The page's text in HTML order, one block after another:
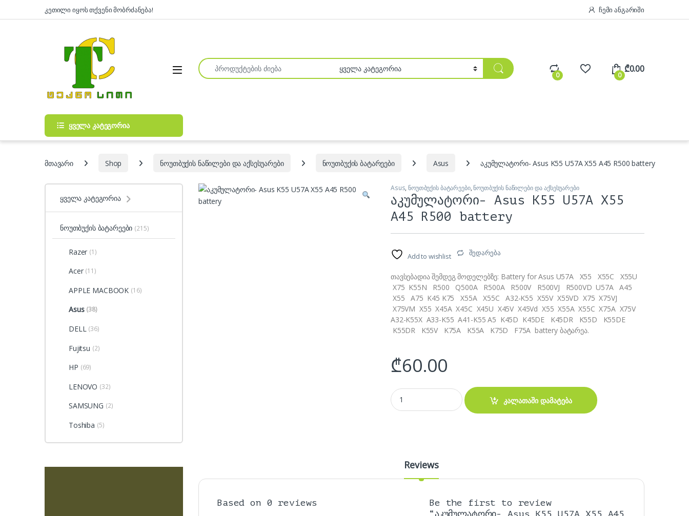
კეთილი იყოს თქვენი მობრძანება! ჩემი ანგარიში
Open
Search for:
0 0
₾0.00
ყველა კატეგორია
მთავარი Shop ნოუთბუქის ნაწილები და აქსესუარები ნოუთბუქის ბატარეები Asus აკუმულატორი- Asus K55 U57A X55 A45 R500 battery
Asus,ნოუთბუქის ბატარეები,ნოუთბუქის ნაწილები და აქსესუარები
აკუმულატორი- Asus K55 U57A X55
A45 R500 battery
Add to wishlist შედარება
თავსებადია შემდეგ მოდელებზე: Battery for Asus U57A X55 X55C X55U
X75 K55N R500 Q500A R500A R500V R500VJ R500VD U57A A45
X55 A75 K45 K75 X55A X55C A32-K55 X55V X55VD X75 X75VJ
X75VM X55 X45A X45C X45U X45V X45Vd X55 X55A X55C X75A X75V
A32-K55X A33-K55 A41-K55 A5 K45D K45DE K45DR K55D K55DE
K55DR K55V K75A K55A K75D F75A battery ბატარეა.
₾60.00
აკუმულატორი- Asus K55 U57A X55 A45 R500 battery quantity
კალათაში დამატება
Reviews
Based on 0 reviews
Be the first to review
ყველა კატეგორია
ნოუთბუქის ბატარეები (215)
Razer (1)
Acer (11)
APPLE MACBOOK (16)
Asus (38)
DELL (36)
Fujitsu (2)
HP (69)
LENOVO (32)
SAMSUNG (2)
Toshiba (5)